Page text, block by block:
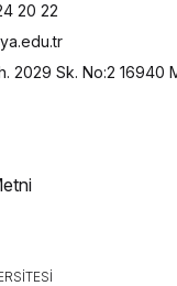
20 22
2029 Sk. No:2 16940